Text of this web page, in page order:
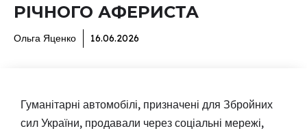
РІЧНОГО АФЕРИСТА
Ольга Яценко 16.06.2026
Гуманітарні автомобілі, призначені для Збройних
сил України, продавали через соціальні мережі,